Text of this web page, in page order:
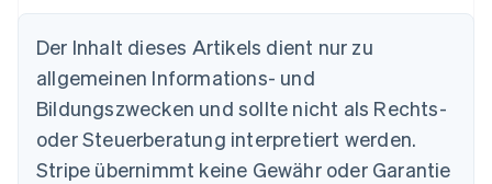
Der Inhalt dieses Artikels dient nur zu
allgemeinen Informations- und
Bildungszwecken und sollte nicht als Rechts-
oder Steuerberatung interpretiert werden.
Stripe übernimmt keine Gewähr oder Garantie
Australien